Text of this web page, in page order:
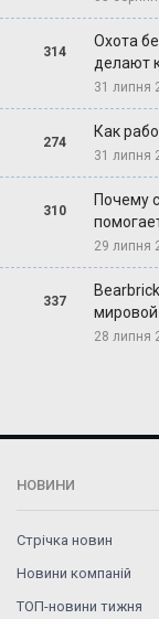
314
Охота
делают
31 липня
274
Как
31 липня
310
Почему
29 липня
337
мировой
28 липня
НОВИНИ
Стрічка новин
Новини компаній
ТОП-новини тижня